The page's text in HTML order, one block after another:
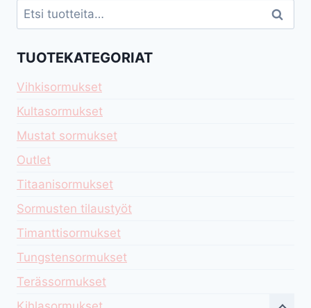
Etsi: Haku
TUOTEKATEGORIAT
Vihkisormukset
Kultasormukset
Mustat sormukset
Outlet
Titaanisormukset
Sormusten tilaustyöt
Timanttisormukset
Tungstensormukset
Terässormukset